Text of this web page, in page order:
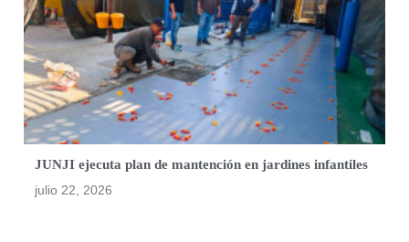
JUNJI ejecuta plan de mantención en jardines infantiles
julio 22, 2026